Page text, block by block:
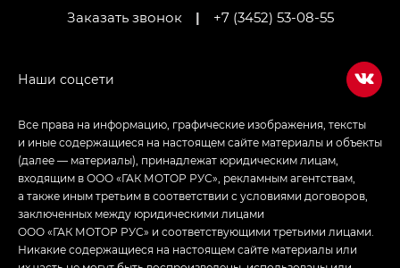
Empow — Эмпау (Empow) в комплектации
Заказать звонок
| +7 (3452) 53-08-55
Все права на информацию, графические изображения, тексты
и иные содержащиеся на настоящем сайте материалы и объекты
(далее — материалы), принадлежат юридическим лицам,
входящим в ООО «ГАК МОТОР РУС», рекламным агентствам,
а также иным третьим в соответствии с условиями договоров,
заключенных между юридическими лицами
ООО «ГАК МОТОР РУС» и соответствующими третьими лицами.
Никакие содержащиеся на настоящем сайте материалы или